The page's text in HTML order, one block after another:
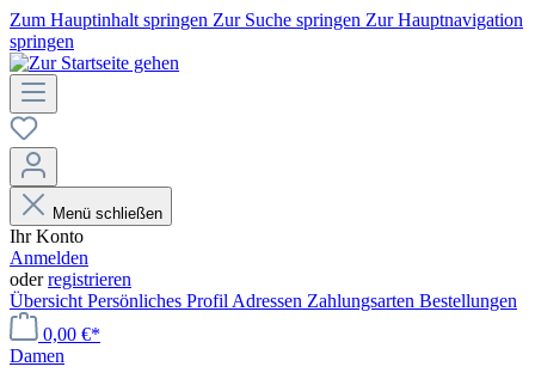
Zum Hauptinhalt springen Zur Suche springen Zur Hauptnavigation
springen
Menü schließen
Ihr Konto
Anmelden
oderregistrieren
Übersicht Persönliches Profil Adressen Zahlungsarten Bestellungen
0,00 €*
Damen